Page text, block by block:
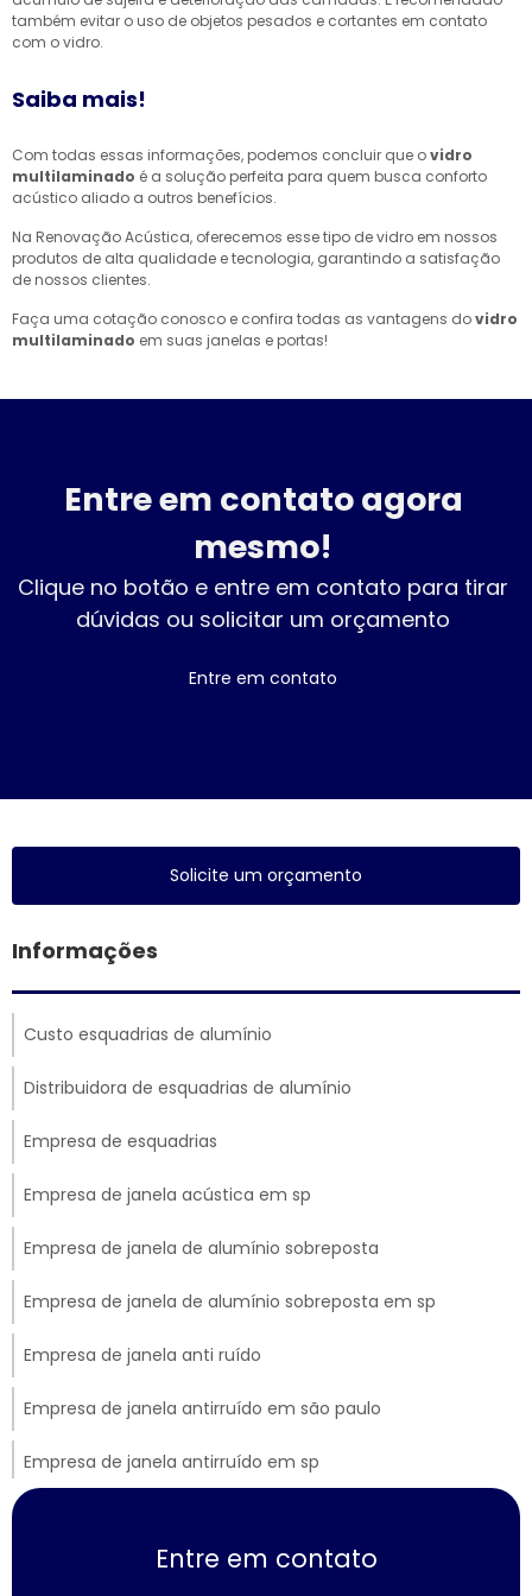
também evitar o uso de objetos pesados e cortantes em contato
com o vidro.
Saiba mais!
Com todas essas informações, podemos concluir que ovidro
multilaminado é a solução perfeita para quem busca conforto
acústico aliado a outros benefícios.
Na Renovação Acústica, oferecemos esse tipo de vidro em nossos
produtos de alta qualidade e tecnologia, garantindo a satisfação
de nossos clientes.
Faça uma cotação conosco e confira todas as vantagens dovidro
multilaminado em suas janelas e portas!
Entre em contato agora
mesmo!
Clique no botão e entre em contato para tirar
dúvidas ou solicitar um orçamento
Entre em contato
Solicite um orçamento
Informações
Custo esquadrias de alumínio
Distribuidora de esquadrias de alumínio
Empresa de esquadrias
Empresa de janela acústica em sp
Empresa de janela de alumínio sobreposta
Empresa de janela de alumínio sobreposta em sp
Empresa de janela anti ruído
Empresa de janela antirruído em são paulo
Empresa de janela antirruído em sp
Empresa de janela sobreposta de giro
Entre em contato